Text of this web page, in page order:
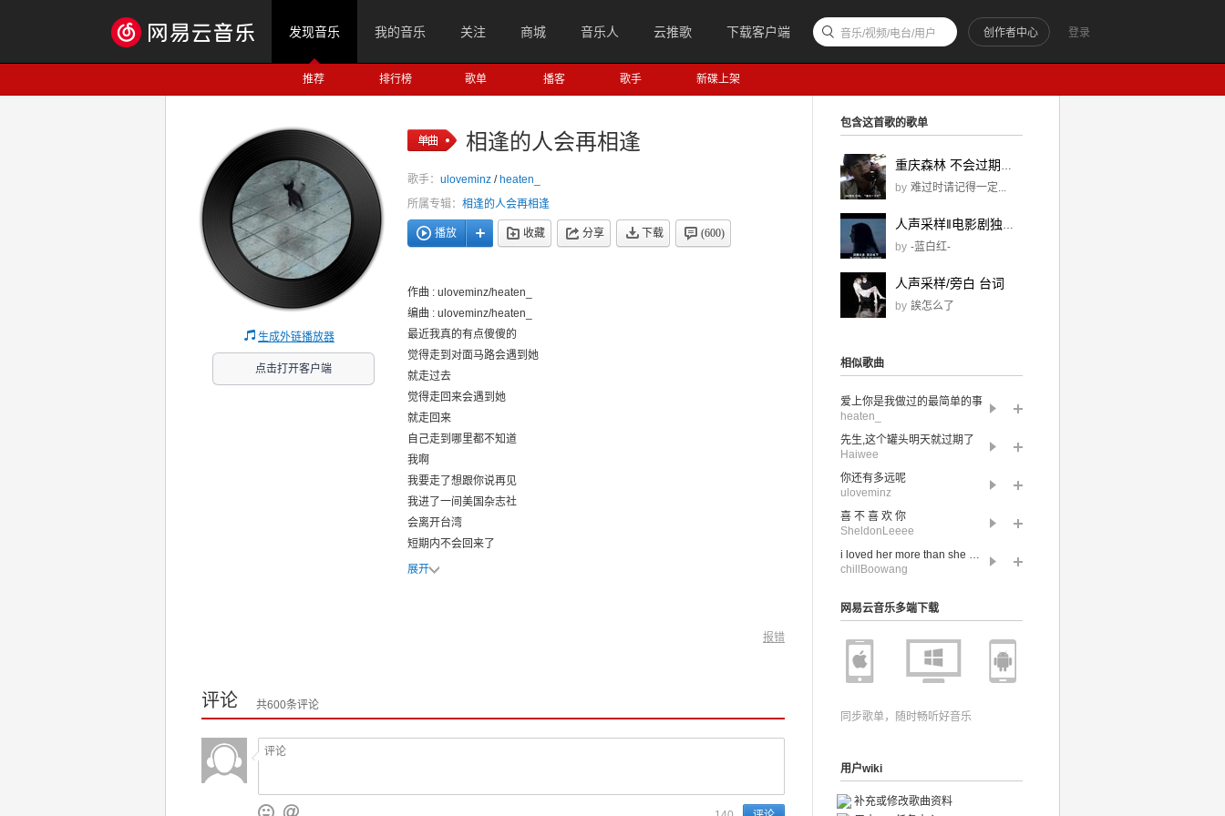
发现音乐 我的音乐 关注 商城 音乐人 云推歌 下载客户端 登录
创作者中心
音乐/视频/电台/用户
推荐 排行榜 歌单 播客 歌手 新碟上架